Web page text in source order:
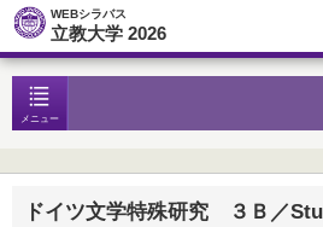
WEBシラバス
立教大学 2026
メニュー
ドイツ文学特殊研究 ３Ｂ／